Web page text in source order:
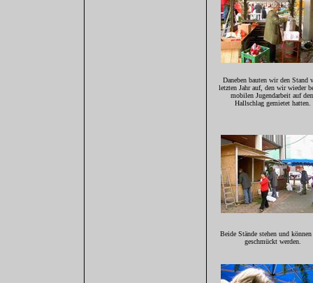
Daneben bauten wir den Stand
letzten Jahr auf, den wir wieder
mobilen Jugendarbeit auf
Hallschlag gemietet hatten.
Beide Stände stehen und
geschmückt werden.